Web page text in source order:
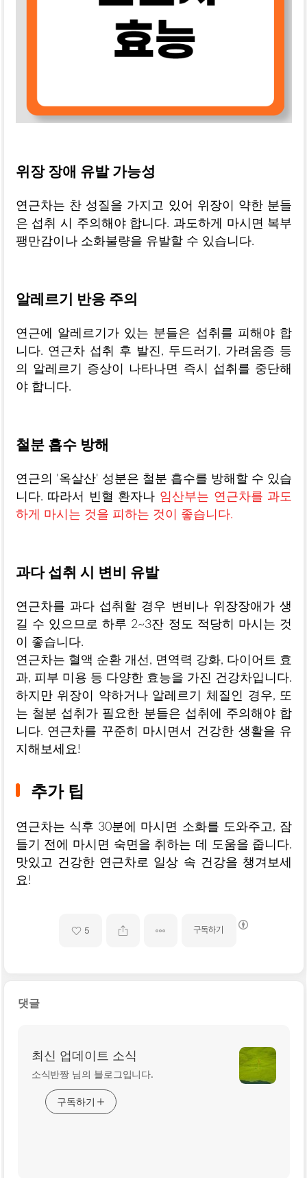
위장 장애 유발 가능성
연근차는 찬 성질을 가지고 있어 위장이 약한 분들
은 섭취 시 주의해야 합니다. 과도하게 마시면 복부
팽만감이나 소화불량을 유발할 수 있습니다.
알레르기 반응 주의
연근에 알레르기가 있는 분들은 섭취를 피해야 합
니다. 연근차 섭취 후 발진, 두드러기, 가려움증 등
의 알레르기 증상이 나타나면 즉시 섭취를 중단해
야 합니다.
철분 흡수 방해
연근의 '옥살산' 성분은 철분 흡수를 방해할 수 있습
니다. 따라서 빈혈 환자나 임산부는 연근차를 과도
하게 마시는 것을 피하는 것이 좋습니다.
과다 섭취 시 변비 유발
연근차를 과다 섭취할 경우 변비나 위장장애가 생
길 수 있으므로 하루 2~3잔 정도 적당히 마시는 것
이 좋습니다.
연근차는 혈액 순환 개선, 면역력 강화, 다이어트 효
과, 피부 미용 등 다양한 효능을 가진 건강차입니다.
하지만 위장이 약하거나 알레르기 체질인 경우, 또
는 철분 섭취가 필요한 분들은 섭취에 주의해야 합
니다. 연근차를 꾸준히 마시면서 건강한 생활을 유
지해보세요!
추가 팁
연근차는 식후 30분에 마시면 소화를 도와주고, 잠
들기 전에 마시면 숙면을 취하는 데 도움을 줍니다.
맛있고 건강한 연근차로 일상 속 건강을 챙겨보세
요!
5 구독하기
댓글
최신 업데이트 소식
소식반짱 님의 블로그입니다.
구독하기